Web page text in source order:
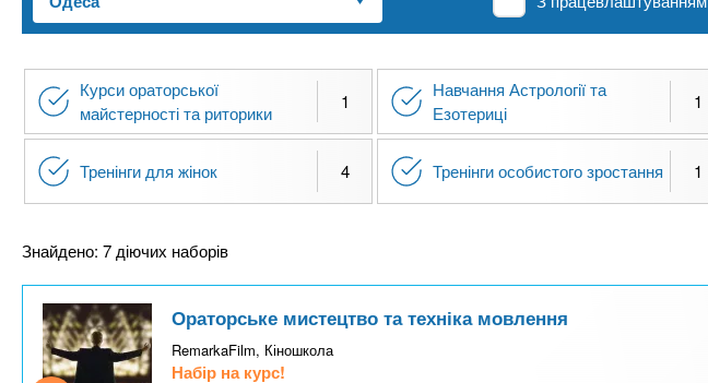
n
t
s
.
i
n
и
х
з
к
а
і
в
Курси ораторської
майстерності та риторики
1
Навчання Астрології та
Езотериці
1
Тренінги для жінок 4 Тренінги особистого зростання 1
Знайдено: 7 діючих наборів
Ораторське мистецтво та техніка мовлення
RemarkaFilm, Кіношкола
Набір на курс!